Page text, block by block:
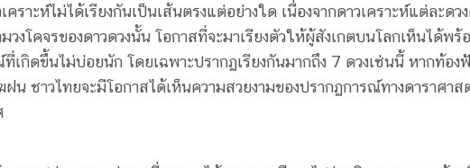
คราะห์ไม่ได้เรียงกันเป็นเส้นตรงแต่อย่างใด เนื่องจากดาวเคราะห์แต่ละดว
วงโคจรของดาวดวงนั้น โอกาสที่จะมาเรียงตัวให้ผู้สังเกตบนโลกเห็นได้พร้
เกิดขึ้นไม่บ่อยนัก โดยเฉพาะปรากฏเรียงกันมากถึง 7 ดวงเช่นนี้ หากท้อง
น ชาวไทยจะมีโอกาสได้เห็นความสวยงามของปรากฏการณ์ทางดาราศาส